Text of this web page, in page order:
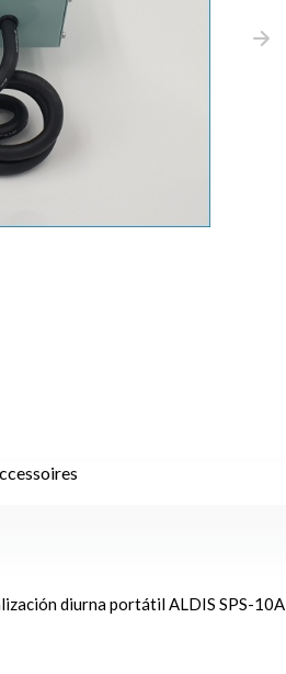
diurna portátil ALDIS SPS-10A